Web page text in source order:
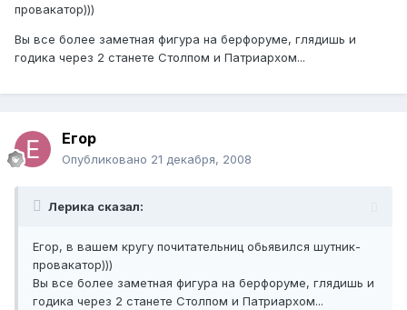
провакатор)))
Вы все более заметная фигура на берфоруме, глядишь и
годика через 2 станете Столпом и Патриархом...
Егор
Опубликовано 21 декабря, 2008
Лерика сказал:
Егор, в вашем кругу почитательниц обьявился шутник-
провакатор)))
Вы все более заметная фигура на берфоруме, глядишь и
годика через 2 станете Столпом и Патриархом...